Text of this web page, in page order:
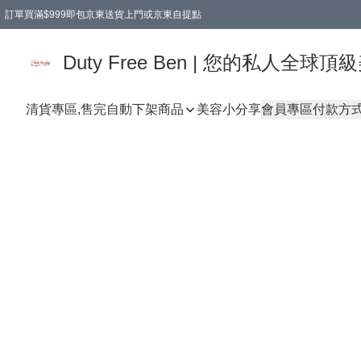
訂單買滿$999即包京東送貨上門或京東自提點
Duty Free Ben | 您的私人全球頂
清貨專區,售完自動下架商品 美容小分享會員專區付款方